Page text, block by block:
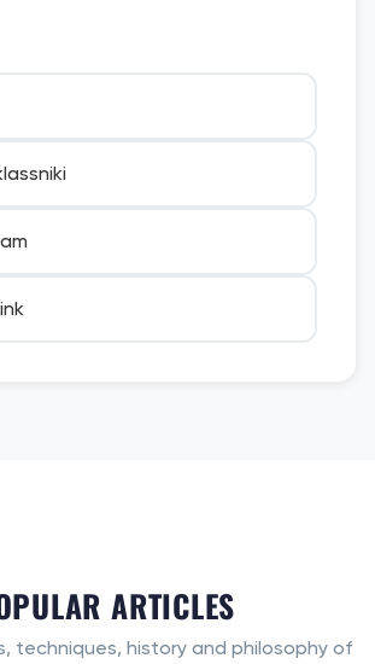
ARTICLES
techniques, history and philosophy of